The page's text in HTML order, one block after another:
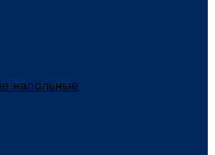
напольные